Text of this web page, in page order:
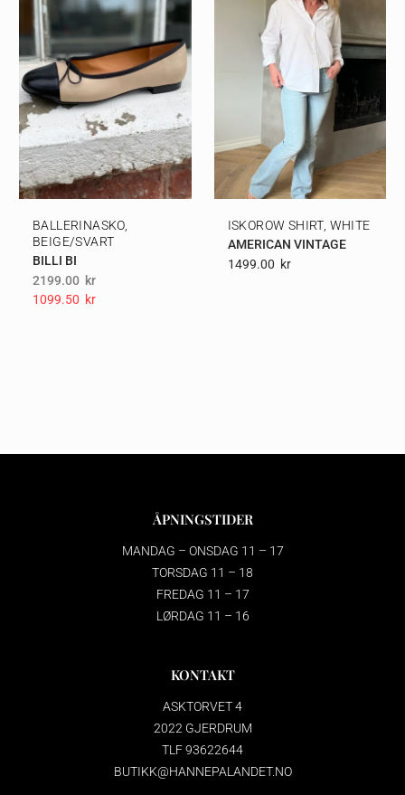
BALLERINASKO,
BEIGE/SVART
BILLI BI
2199.00 kr
1099.50 Kr
ISKOROW SHIRT, WHITE
AMERICAN VINTAGE
1499.00 Kr
ÅPNINGSTIDER
MANDAG – ONSDAG 11 – 17
TORSDAG 11 – 18
FREDAG 11 – 17
LØRDAG 11 – 16
KONTAKT
ASKTORVET 4
2022 GJERDRUM
TLF 93622644
BUTIKK@HANNEPALANDET.NO